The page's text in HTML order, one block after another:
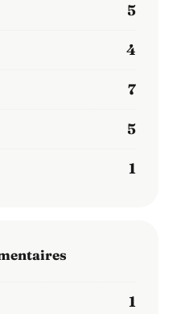
5
4
7
5
1
1